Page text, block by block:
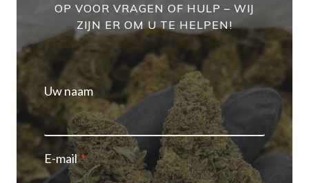
OP VOOR VRAGEN OF HULP – WIJ
ZIJN ER OM U TE HELPEN!
Uw naam
E-mail *